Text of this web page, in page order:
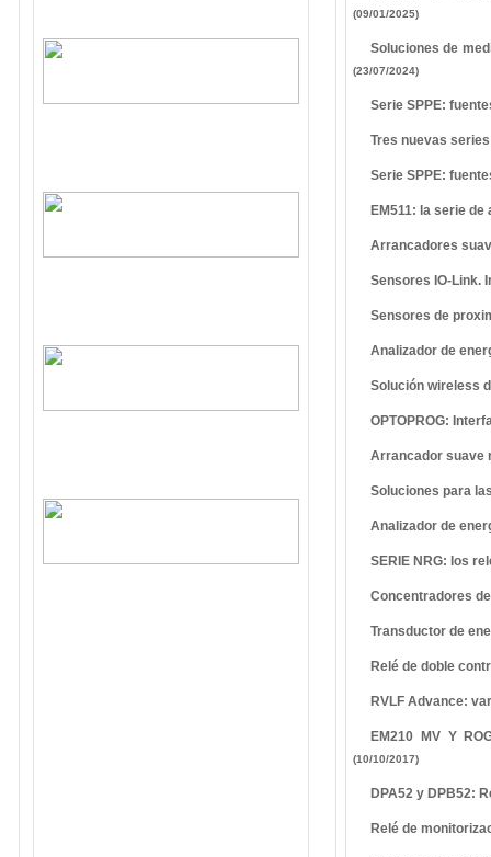
(09/01/2025)
Soluciones de
(23/07/2024)
Serie SPPE:
Tres nuevas
Serie SPPE:
EM511: la serie
Arrancadores
Sensores IO-Link.
Sensores de
Analizador de
Solución wireless
OPTOPROG:
Arrancador suave
Soluciones para
Analizador de
SERIE NRG: los
Concentradores
Transductor de
Relé de doble
RVLF Advance:
EM210 MV Y
(10/10/2017)
DPA52 y DPB52:
Relé de